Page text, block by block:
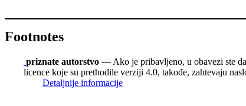
Footnotes
priznate autorstvo — Ako je pribavljeno, u obavezi ste
licence koje su prethodile verziji 4.0, takođe, zahtevaju
Detaljnije informacije